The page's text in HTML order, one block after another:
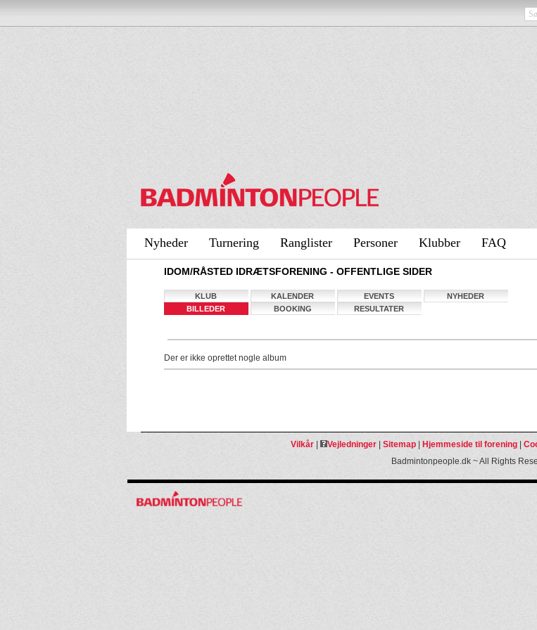
Nyheder Turnering Ranglister Personer Klubber FAQ
IDOM/RÅSTED IDRÆTSFORENING - OFFENTLIGE SIDER
KLUB KALENDER EVENTS
NYHEDER
BILLEDER
BOOKING RESULTATER
Der er ikke oprettet nogle album
Vilkår Vejledninger Sitemap Hjemmeside til forening
Badmintonpeople.dk ~ All Rights